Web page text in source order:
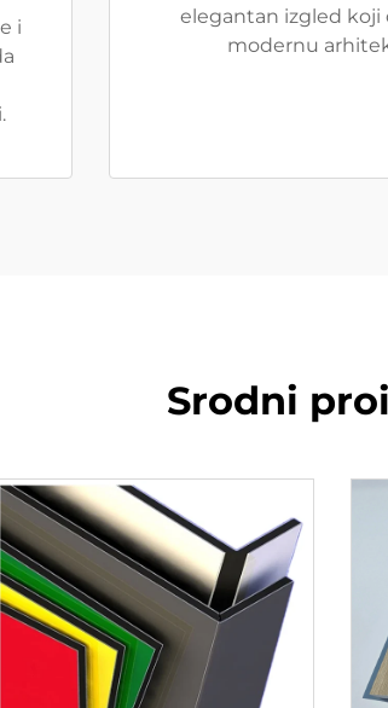
i
elegantan izgled koji
modernu
Srodni